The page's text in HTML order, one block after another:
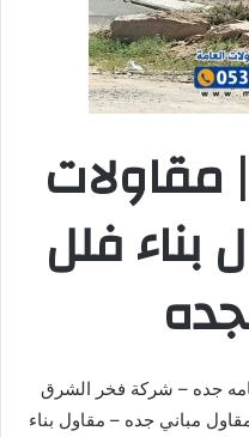
فلل
جده – شركة فخر الشرق
مباني جده – مقاول بناء